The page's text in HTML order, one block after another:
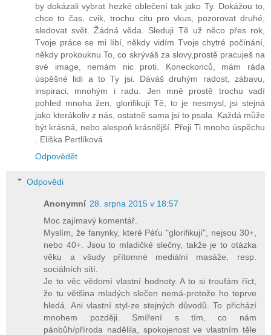
by dokázali vybrat hezké oblečení tak jako Ty. Dokážou to,
chce to čas, cvik, trochu citu pro vkus, pozorovat druhé,
sledovat svět. Žádná věda. Sleduji Tě už něco přes rok,
Tvoje práce se mi líbí, někdy vidím Tvoje chytré počínání,
někdy prokouknu To, co skrýváš za slovy,prostě pracuješ na
své image, nemám nic proti. Koneckonců, mám ráda
úspěšné lidi a to Ty jsi. Dáváš druhým radost, zábavu,
inspiraci, mnohým i radu. Jen mně prostě trochu vadí
pohled mnoha žen, glorifikují Tě, to je nesmysl, jsi stejná
jako kterákoliv z nás, ostatně sama jsi to psala. Každá může
být krásná, nebo alespoň krásnější. Přeji Ti mnoho úspěchu
. Eliška Pertlíková
Odpovědět
Odpovědi
Anonymní 28. srpna 2015 v 18:57
Moc zajímavý komentář.
Myslím, že fanynky, které Péťu "glorifikují", nejsou 30+,
nebo 40+. Jsou to mladičké slečny, takže je to otázka
věku a všudy přítomné mediální masáže, resp.
sociálních sítí.
Je to věc vědomí vlastní hodnoty. A to si troufám říct,
že tu většina mladých slečen nemá-protože ho teprve
hledá. Ani vlastní styl-ze stejných důvodů. To přichází
mnohem později. Smíření s tím, co nám
pánbůh/příroda nadělila, spokojenost ve vlastním těle